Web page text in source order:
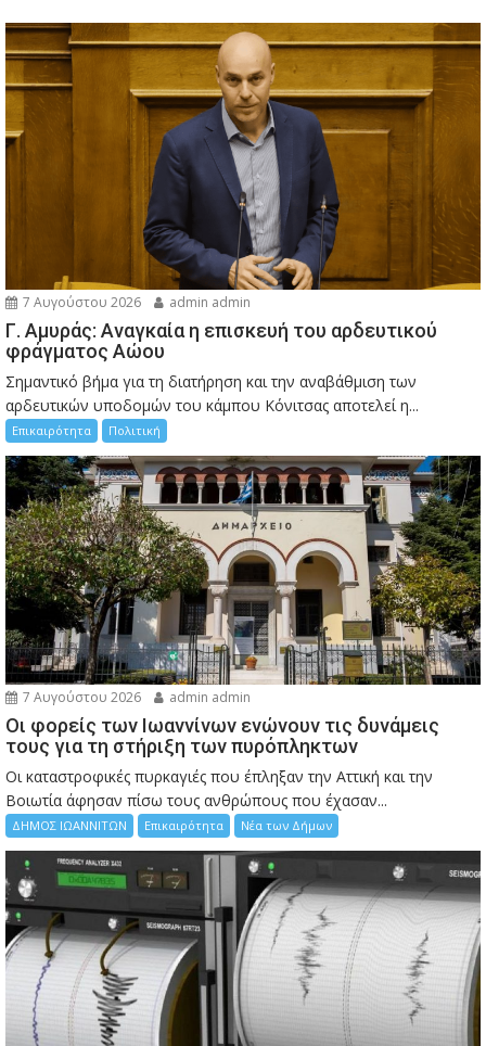
7 Αυγούστου 2026 admin admin
Γ. Αμυράς: Αναγκαία η επισκευή του αρδευτικού
φράγματος Αώου
Σημαντικό βήμα για τη διατήρηση και την αναβάθμιση των
αρδευτικών υποδομών του κάμπου Κόνιτσας αποτελεί η...
Επικαιρότητα Πολιτική
7 Αυγούστου 2026 admin admin
Οι φορείς των Ιωαννίνων ενώνουν τις δυνάμεις
τους για τη στήριξη των πυρόπληκτων
Οι καταστροφικές πυρκαγιές που έπληξαν την Αττική και την
Bοιωτία άφησαν πίσω τους ανθρώπους που έχασαν...
ΔΗΜΟΣ ΙΩΑΝΝΙΤΩΝ Επικαιρότητα Νέα των Δήμων